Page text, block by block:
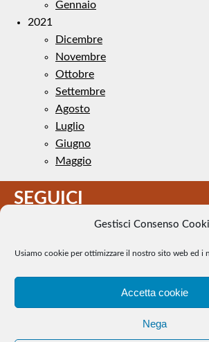
Gestisci Consenso
Usiamo cookie per ottimizzare il nostro sito web ed i
Accetta cookie
Nega
Gennaio
2021
Dicembre
Novembre
Ottobre
Settembre
Agosto
Luglio
Giugno
Maggio
SEGUICI
pubblico dominio. Se il loro uso costituisce